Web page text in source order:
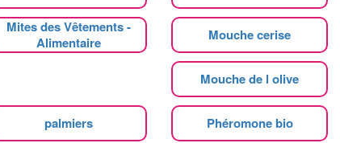
Mites des Vêtements -
Alimentaire
Mouche cerise
Mouche de l olive
palmiers Phéromone bio